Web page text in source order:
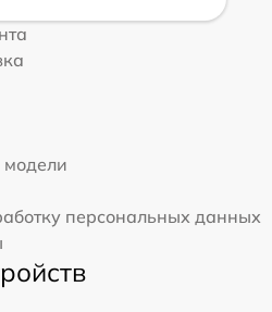
персональных данных